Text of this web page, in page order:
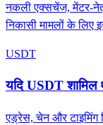
नकली एक्सचेंज, मेंटर-
निकासी मामलों के लिए
USDT
यदि USDT शामिल
एड्रेस, चेन और टाइमिंग